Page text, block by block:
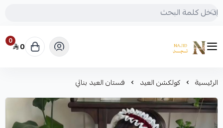
متجر نجد
0 0
الرئيسية كولكشن العيد فستان العيد بناتي